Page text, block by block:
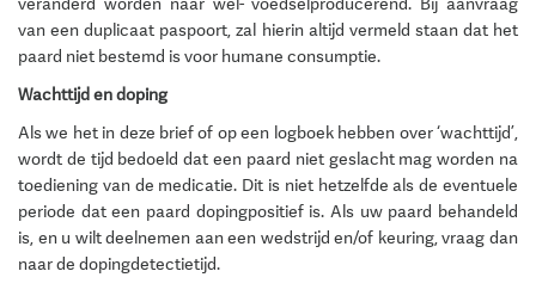
van een duplicaat paspoort, zal hierin altijd vermeld staan dat het
paard niet bestemd is voor humane consumptie.
Wachttijd en doping
Als we het in deze brief of op een logboek hebben over ‘wachttijd’,
wordt de tijd bedoeld dat een paard niet geslacht mag worden na
toediening van de medicatie. Dit is niet hetzelfde als de eventuele
periode dat een paard dopingpositief is. Als uw paard behandeld
is, en u wilt deelnemen aan een wedstrijd en/of keuring, vraag dan
naar de dopingdetectietijd.